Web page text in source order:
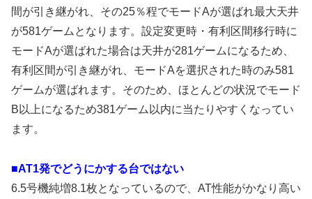
間が引き継がれ、その25％程でモードAが選ばれ最大天井
が581ゲームとなります。設定変更時・有利区間移行時に
モードAが選ばれた場合は天井が281ゲームになるため、
有利区間が引き継がれ、モードAを選択された時のみ581
ゲームが選ばれます。そのため、ほとんどの状況でモード
B以上になるため381ゲーム以内に当たりやすくなってい
ます。
■AT1発でどうにかする台ではない
6.5号機純増8.1枚となっているので、AT性能がかなり高い